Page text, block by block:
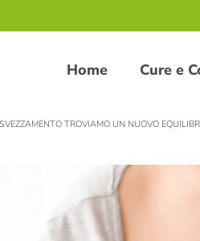
Home Cure e
TROVIAMO UN NUOVO